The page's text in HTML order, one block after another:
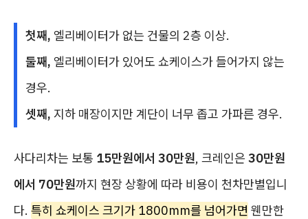
첫째, 엘리베이터가 없는 건물의 2층 이상.
둘째, 엘리베이터가 있어도 쇼케이스가 들어가지 않는
경우.
셋째, 지하 매장이지만 계단이 너무 좁고 가파른 경우.
사다리차는 보통 15만원에서 30만원, 크레인은 30만원
에서 70만원까지 현장 상황에 따라 비용이 천차만별입니
다. 특히 쇼케이스 크기가 1800mm를 넘어가면 웬만한